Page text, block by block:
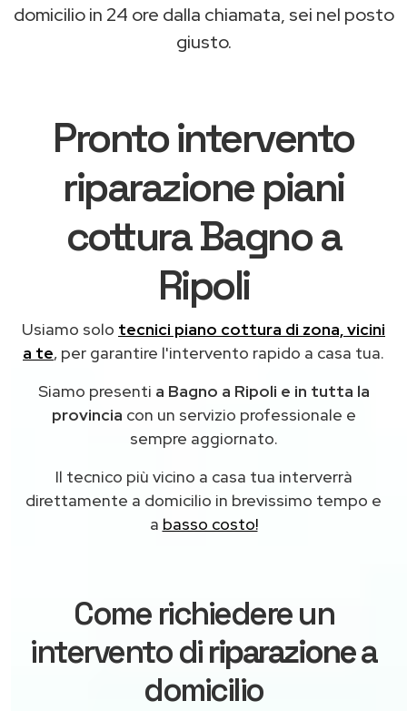
domicilio in 24 ore dalla chiamata, sei nel posto
giusto.
Pronto intervento
riparazione piani
cottura Bagno a
Ripoli
Usiamo solo tecnici piano cottura di zona, vicini
a te, per garantire l'intervento rapido a casa tua.
Siamo presenti a Bagno a Ripoli e in tutta la
provincia con un servizio professionale e
sempre aggiornato.
Il tecnico più vicino a casa tua interverrà
direttamente a domicilio in brevissimo tempo e
a basso costo!
Come richiedere un
intervento diriparazionea
domicilio